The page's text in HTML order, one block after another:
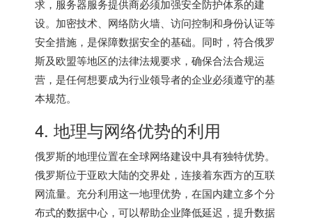
求，服务器服务提供商必须加强安全防护体系的建
设。加密技术、网络防火墙、访问控制和身份认证等
安全措施，是保障数据安全的基础。同时，符合俄罗
斯及欧盟等地区的法律法规要求，确保合法合规运
营，是任何想要成为行业领导者的企业必须遵守的基
本规范。
4. 地理与网络优势的利用
俄罗斯的地理位置在全球网络建设中具有独特优势。
俄罗斯位于亚欧大陆的交界处，连接着东西方的互联
网流量。充分利用这一地理优势，在国内建立多个分
布式的数据中心，可以帮助企业降低延迟，提升数据